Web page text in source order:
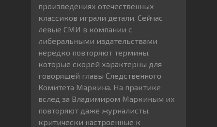
произведениях отечественных
классиков играли детали. Сейчас
левые СМИ в компании с
либеральными издательствами
нередко повторяют термины,
которые скорей характерны для
говорящей главы Следственного
Комитета Маркина. На практике
вслед за Владимиром Маркиным их
повторяют даже журналисты,
критически настроенные к